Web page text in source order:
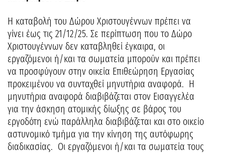
Η καταβολή του Δώρου Χριστουγέννων πρέπει να
γίνει έως τις 21/12/25. Σε περίπτωση που το Δώρο
Χριστουγέννων δεν καταβληθεί έγκαιρα, οι
εργαζόμενοι ή/και τα σωματεία μπορούν και πρέπει
να προσφύγουν στην οικεία Επιθεώρηση Εργασίας
προκειμένου να συνταχθεί μηνυτήρια αναφορά. Η
μηνυτήρια αναφορά διαβιβάζεται στον Εισαγγελέα
για την άσκηση ατομικής δίωξης σε βάρος του
εργοδότη ενώ παράλληλα διαβιβάζεται και στο οικείο
αστυνομικό τμήμα για την κίνηση της αυτόφωρης
διαδικασίας. Οι εργαζόμενοι ή/και τα σωματεία τους